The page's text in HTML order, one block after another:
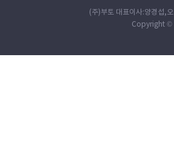
(주)부토 대표이사:양경섭,
Copyright ©